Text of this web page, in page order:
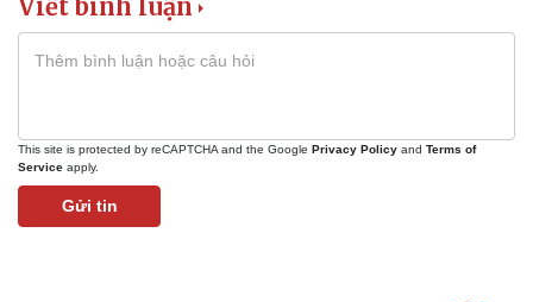
Viết bình luận
This site is protected by reCAPTCHA and the Google Privacy Policy and Terms of
Service apply.
Gửi tin